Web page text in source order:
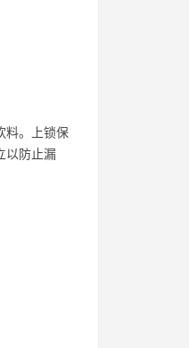
料。上锁保
以防止漏